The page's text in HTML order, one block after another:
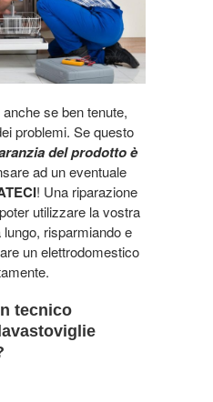
se ben tenute,
problemi. Se questo
del prodotto è
ad un eventuale
! Una riparazione
utilizzare la vostra
risparmiando e
un elettrodomestico
tecnico